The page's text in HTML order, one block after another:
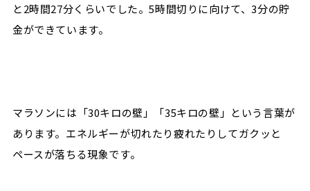
と2時間27分くらいでした。5時間切りに向けて、3分の貯
金ができています。
マラソンには「30キロの壁」「35キロの壁」という言葉が
あります。エネルギーが切れたり疲れたりしてガクッと
ペースが落ちる現象です。